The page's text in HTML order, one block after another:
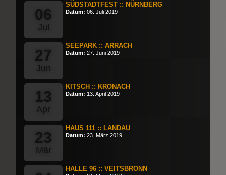
06
Jul
SÜDSTADTFEST :: NÜRNBERG
Datum: 06. Juli 2019
27
Jun
SEEPARK :: ARRACH
Datum: 27. Juni 2019
13
Apr
KITSCH :: KRONACH
Datum: 13. April 2019
23
Mär
HAUS 111 :: LANDAU
Datum: 23. März 2019
HALLE 96 :: VEITSBRONN